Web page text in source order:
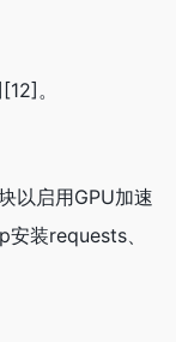
。
以启用GPU加速
装requests、